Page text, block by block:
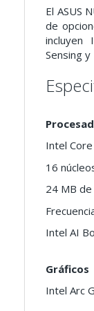
El ASUS
de
incluyen
Sensing
Intel
16
24 MB de
Intel AI
Gráficos
Intel Arc